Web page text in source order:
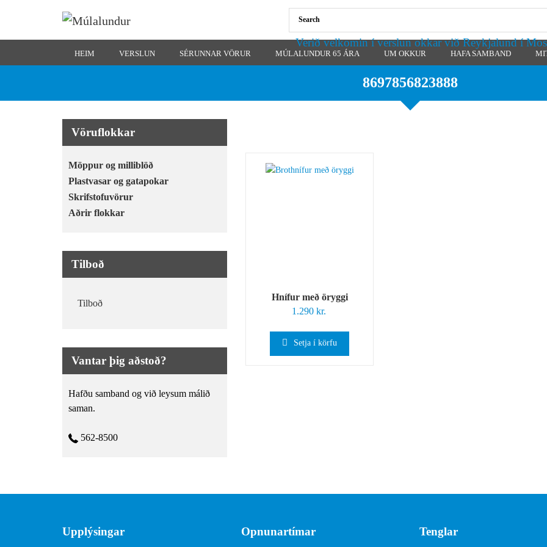
Verið velkomin í verslun okkar við Reykjalund í
HEIM VERSLUN SÉRUNNAR VÖRUR MÚLALUNDUR 65 ÁRA UM OKKUR HAFA SAMBAND
8697856823888
Hnífur með öryggi
1.290 kr.
Setja í körfu
Vöruflokkar
Möppur og milliblöð
Plastvasar og gatapokar
Skrifstofuvörur
Aðrir flokkar
Tilboð
Tilboð
Vantar þig aðstoð?
Hafðu samband og við leysum málið
saman.
562-8500
Upplýsingar Opnunartímar Tenglar